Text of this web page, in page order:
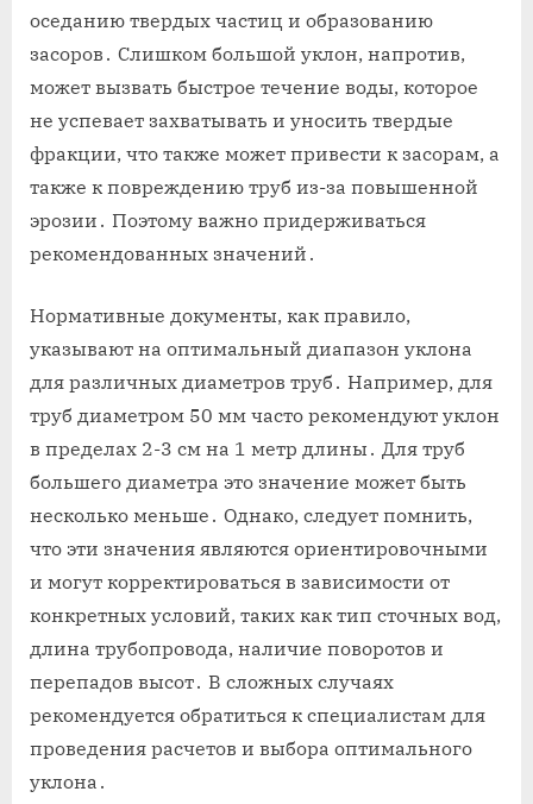
оседанию твердых частиц и образованию
засоров․ Слишком большой уклон, напротив,
может вызвать быстрое течение воды, которое
не успевает захватывать и уносить твердые
фракции, что также может привести к засорам, а
также к повреждению труб из-за повышенной
эрозии․ Поэтому важно придерживаться
рекомендованных значений․
Нормативные документы, как правило,
указывают на оптимальный диапазон уклона
для различных диаметров труб․ Например, для
труб диаметром 50 мм часто рекомендуют уклон
в пределах 2-3 см на 1 метр длины․ Для труб
большего диаметра это значение может быть
несколько меньше․ Однако, следует помнить,
что эти значения являются ориентировочными
и могут корректироваться в зависимости от
конкретных условий, таких как тип сточных вод,
длина трубопровода, наличие поворотов и
перепадов высот․ В сложных случаях
рекомендуется обратиться к специалистам для
проведения расчетов и выбора оптимального
уклона․